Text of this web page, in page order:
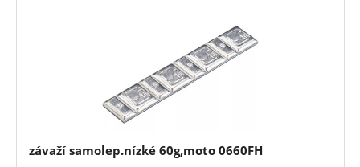
závaží samolep.nízké 60g,moto 0660FH